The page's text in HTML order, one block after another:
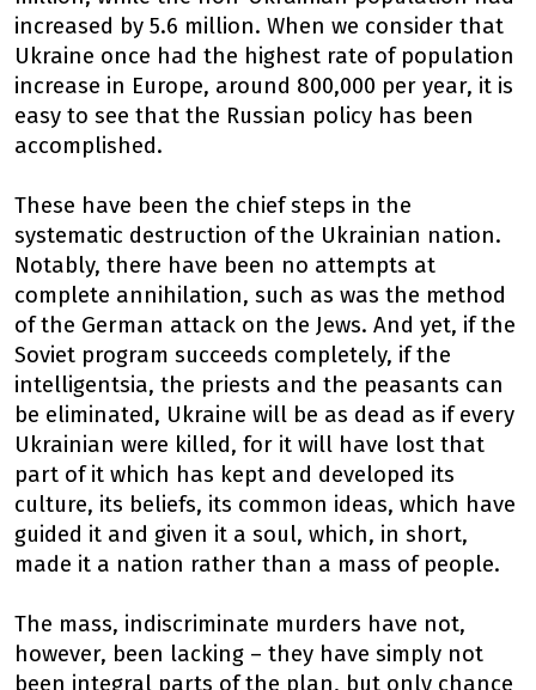
increased by 5.6 million. When we consider that
Ukraine once had the highest rate of population
increase in Europe, around 800,000 per year, it is
easy to see that the Russian policy has been
accomplished.
These have been the chief steps in the
systematic destruction of the Ukrainian nation.
Notably, there have been no attempts at
complete annihilation, such as was the method
of the German attack on the Jews. And yet, if the
Soviet program succeeds completely, if the
intelligentsia, the priests and the peasants can
be eliminated, Ukraine will be as dead as if every
Ukrainian were killed, for it will have lost that
part of it which has kept and developed its
culture, its beliefs, its common ideas, which have
guided it and given it a soul, which, in short,
made it a nation rather than a mass of people.
The mass, indiscriminate murders have not,
however, been lacking – they have simply not
been integral parts of the plan, but only chance